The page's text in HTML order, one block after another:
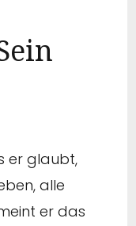
er glaubt,
alle
er das